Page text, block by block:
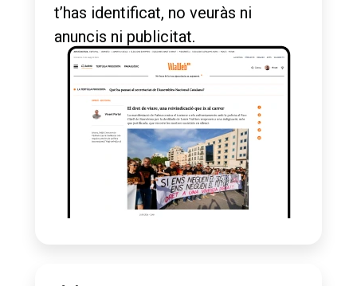
t’has identificat, no veuràs ni
anuncis ni publicitat.